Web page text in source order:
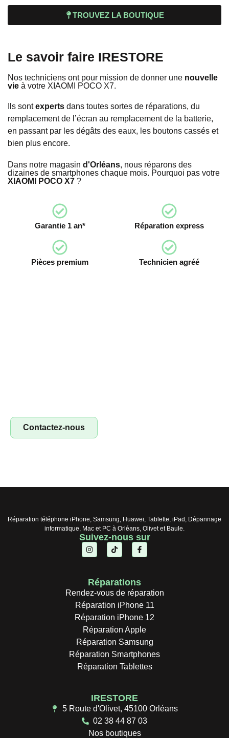
TROUVEZ LA BOUTIQUE
Le savoir faire IRESTORE
Nos techniciens ont pour mission de donner une nouvelle
vie à votre XIAOMI POCO X7.
Ils sontexperts dans toutes sortes de réparations, du
remplacement de l’écran au remplacement de la batterie,
en passant par les dégâts des eaux, les boutons cassés et
bien plus encore.
Dans notre magasin d'Orléans, nous réparons des
dizaines de smartphones chaque mois. Pourquoi pas votre
XIAOMI POCO X7 ?
Garantie 1 an* Réparation express
Pièces premium Technicien agréé
Contactez-nous
Réparation téléphone iPhone, Samsung, Huawei, Tablette, iPad, Dépannage
informatique, Mac et PC à Orléans, Olivet et Baule.
Suivez-nous sur
Réparations
Rendez-vous de réparation
Réparation iPhone 11
Réparation iPhone 12
Réparation Apple
Réparation Samsung
Réparation Smartphones
Réparation Tablettes
IRESTORE
5 Route d'Olivet, 45100 Orléans
02 38 44 87 03
Nos boutiques